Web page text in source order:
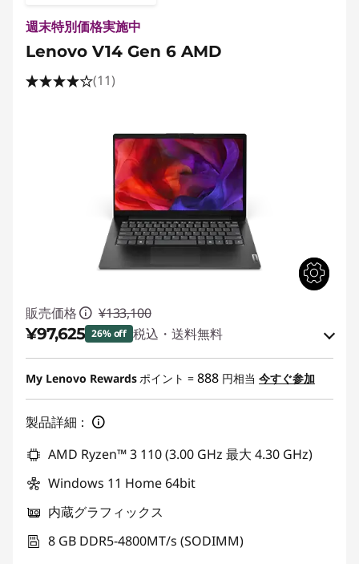
週末特別価格実施中
Lenovo V14 Gen 6 AMD
(11)
販売価格 ¥133,100
¥97,625 26% off 税込・送料無料
特別割引 :-¥33,275
Eクーポン割引 :-¥2,200
My Lenovo Rewardsポイント = 888 円相当 今すぐ参加
製品詳細：
AMD Ryzen™ 3 110 (3.00 GHz 最大 4.30 GHz)
Windows 11 Home 64bit
内蔵グラフィックス
8 GB DDR5-4800MT/s (SODIMM)